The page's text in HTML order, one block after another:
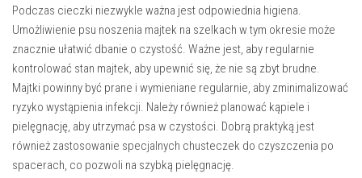
Podczas cieczki niezwykle ważna jest odpowiednia higiena.
Umożliwienie psu noszenia majtek na szelkach w tym okresie może
znacznie ułatwić dbanie o czystość. Ważne jest, aby regularnie
kontrolować stan majtek, aby upewnić się, że nie są zbyt brudne.
Majtki powinny być prane i wymieniane regularnie, aby zminimalizować
ryzyko wystąpienia infekcji. Należy również planować kąpiele i
pielęgnację, aby utrzymać psa w czystości. Dobrą praktyką jest
również zastosowanie specjalnych chusteczek do czyszczenia po
spacerach, co pozwoli na szybką pielęgnację.